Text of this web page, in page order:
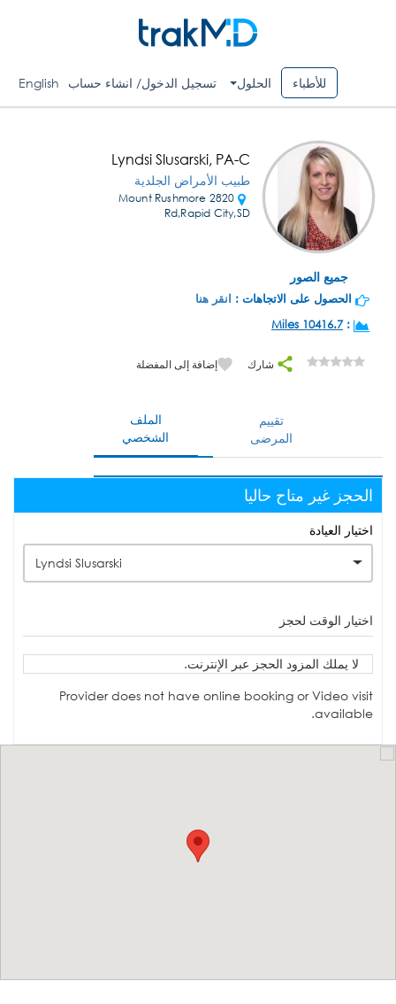
للأطباء الحلول تسجيل الدخول/ انشاء حساب English
جميع الصور
Lyndsi Slusarski, PA-C
طبيب الأمراض الجلدية
2820 Mount Rushmore
Rd,Rapid City,SD
الحصول على الاتجاهات : انقر هنا
:
10416.7 Miles
شارك إضافة إلى المفضلة
الملف
الشخصي
تقييم
المرضى
الحجز غير متاح حاليا
اختيار العيادة
Lyndsi Slusarski
اختيار الوقت لحجز
لا يملك المزود الحجز عبر الإنترنت.
Provider does not have online booking or Video visit
available.